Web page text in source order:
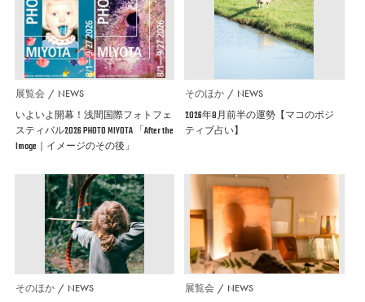
展覧会 NEWS
いよいよ開幕！浅間国際フォトフェ
スティバル2026 PHOTO MIYOTA 「After the
Image｜イメージのその後」
そのほか NEWS
2026年8月前半の運勢【マコのポジ
ティブ占い】
そのほか NEWS 展覧会 NEWS